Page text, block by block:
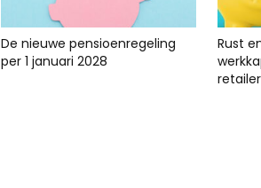
De nieuwe pensioenregeling
per 1 januari 2028
Rust